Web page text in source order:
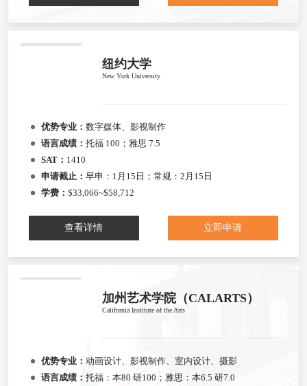
纽约大学
New York University
优势专业： 数字媒体、影视制作
语言成绩： 托福 100；雅思 7.5
SAT： 1410
申请截止： 早申：1月15日；常规：2月15日
学费： $33,066~$58,712
查看详情 立即申请
加州艺术学院（CALARTS）
California Institute of the Arts
优势专业： 动画设计、影视制作、室内设计、摄影
语言成绩： 托福：本80 研100；雅思：本6.5 研7.0